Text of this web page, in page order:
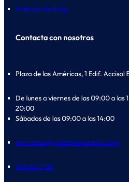
Artículos del blog
Contacta con nosotros
Plaza de las Américas, 1 Edif. Accisol
De lunes a viernes de las 09:00 a las
20:00
Sábados de las 09:00 a las 14:00
mercedes@romachomuebles.com
958 66 17 82